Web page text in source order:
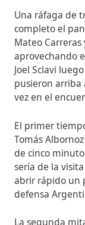
Una ráfaga de
completo el
Mateo
aprovechando
Joel Sclavi
pusieron arriba
vez en el
El primer
Tomás
de cinco
sería de la
abrir rápido un
defensa
La segunda